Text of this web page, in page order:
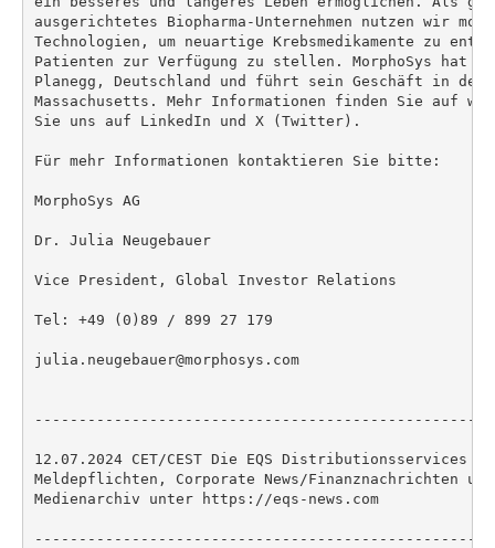
ausgerichtetes Biopharma-Unternehmen nutzen wir
Technologien, um neuartige Krebsmedikamente zu
Patienten zur Verfügung zu stellen. MorphoSys hat
Planegg, Deutschland und führt sein Geschäft in den
Massachusetts. Mehr Informationen finden Sie auf
Sie uns auf LinkedIn und X (Twitter).
Für mehr Informationen kontaktieren Sie bitte:
MorphoSys AG
Dr. Julia Neugebauer
Vice President, Global Investor Relations
Tel: +49 (0)89 / 899 27 179
julia.neugebauer@morphosys.com
12.07.2024 CET/CEST Die EQS Distributionsservices
Meldepflichten, Corporate News/Finanznachrichten
Medienarchiv unter https://eqs-news.com